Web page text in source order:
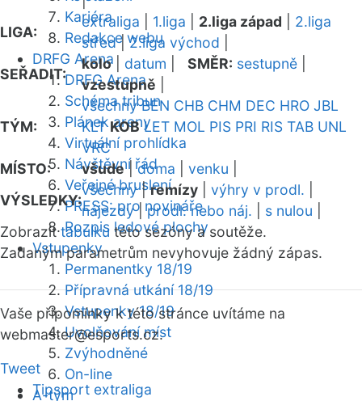
Kariéra
Redakce webu
DRFG Arena
DRFG Arena
Schéma tribun
Plánek areny
Virtuální prohlídka
Návštěvní řád
Veřejné bruslení
PRESS: pro novináře
Rozpis ledové plochy
Vstupenky
Permanentky 18/19
Přípravná utkání 18/19
Vstupenky 18/19
Uvolňování míst
Zvýhodněné
On-line
A-tým
LIGA:
extraliga 1.liga 2.liga západ
2.liga
střed|2.liga východ
SEŘADIT:
kolo| datum SMĚR: sestupně
vzestupně
TÝM:
všechny BEN CHB CHM DEC HRO JBL
KLT KOB LET MOL PIS PRI RIS TAB UNL
VRC
MÍSTO:
všude|doma venku
VÝSLEDKY:
všechny|remízy výhry v prodl.
nájezdy|prodl. nebo náj. s nulou
Zobrazittabulku této sezóny a soutěže.
Zadaným parametrům nevyhovuje žádný zápas.
Vaše připomínky k této stránce uvítáme na
webmaster@esports.cz.
Tweet
Tipsport extraliga